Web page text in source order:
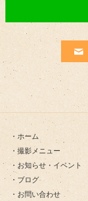
ホーム
撮影メニュー
お知らせ・イベント
ブログ
お問い合わせ